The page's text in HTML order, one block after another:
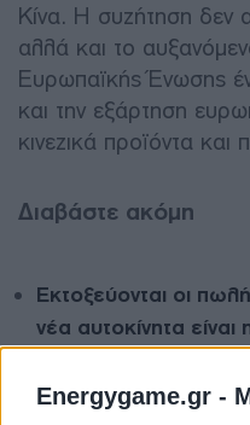
Energygame.gr -
Κίνα. Η συζήτηση δεν
αλλά και το
Ευρωπαϊκής Ένωσης
και την εξάρτηση
κινεζικά προϊόντα και
Διαβάστε ακόμη
Εκτοξεύονται οι
νέα αυτοκίνητα είναι
ενεργειακή μετάβαση